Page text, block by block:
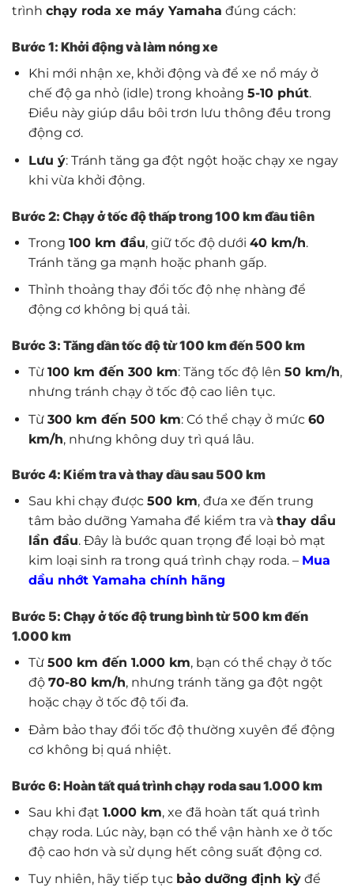
trình chạy roda xe máy Yamaha đúng cách:
Bước 1: Khởi động và làm nóng xe
Khi mới nhận xe, khởi động và để xe nổ máy ở
chế độ ga nhỏ (idle) trong khoảng 5-10 phút.
Điều này giúp dầu bôi trơn lưu thông đều trong
động cơ.
Lưu ý: Tránh tăng ga đột ngột hoặc chạy xe ngay
khi vừa khởi động.
Bước 2: Chạy ở tốc độ thấp trong 100 km đầu tiên
Trong 100 km đầu, giữ tốc độ dưới 40 km/h.
Tránh tăng ga mạnh hoặc phanh gấp.
Thỉnh thoảng thay đổi tốc độ nhẹ nhàng để
động cơ không bị quá tải.
Bước 3: Tăng dần tốc độ từ 100 km đến 500 km
Từ 100 km đến 300 km: Tăng tốc độ lên 50 km/h,
nhưng tránh chạy ở tốc độ cao liên tục.
Từ 300 km đến 500 km: Có thể chạy ở mức 60
km/h, nhưng không duy trì quá lâu.
Bước 4: Kiểm tra và thay dầu sau 500 km
Sau khi chạy được 500 km, đưa xe đến trung
tâm bảo dưỡng Yamaha để kiểm tra và thay dầu
lần đầu. Đây là bước quan trọng để loại bỏ mạt
kim loại sinh ra trong quá trình chạy roda. – Mua
dầu nhớt Yamaha chính hãng
Bước 5: Chạy ở tốc độ trung bình từ 500 km đến
1.000 km
Từ 500 km đến 1.000 km, bạn có thể chạy ở tốc
độ 70-80 km/h, nhưng tránh tăng ga đột ngột
hoặc chạy ở tốc độ tối đa.
Đảm bảo thay đổi tốc độ thường xuyên để động
cơ không bị quá nhiệt.
Bước 6: Hoàn tất quá trình chạy roda sau 1.000 km
Sau khi đạt 1.000 km, xe đã hoàn tất quá trình
chạy roda. Lúc này, bạn có thể vận hành xe ở tốc
độ cao hơn và sử dụng hết công suất động cơ.
Tuy nhiên, hãy tiếp tục bảo dưỡng định kỳđể